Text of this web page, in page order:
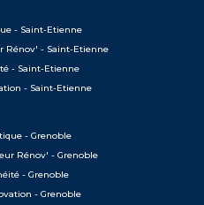
- Saint-Etienne
Rénov' - Saint-Etienne
- Saint-Etienne
- Saint-Etienne
- Grenoble
Rénov' - Grenoble
- Grenoble
- Grenoble